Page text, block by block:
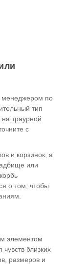
менеджером по
тип
на траурной
с
и корзинок, а
или
о том, чтобы
элементом
близких
размеров и